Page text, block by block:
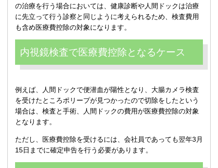
の治療を行う場合においては、健康診断や人間ドックは治療
に先立って行う診察と同じように考えられるため、検査費用
も含め医療費控除の対象になります。
内視鏡検査で医療費控除となるケース
例えば、人間ドックで便潜血が陽性となり、大腸カメラ検査
を受けたところポリープが見つかったので切除をしたという
場合は、検査と手術、人間ドックの費用が医療費控除の対象
となります。
ただし、医療費控除を受けるには、会社員であっても翌年3月
15日までに確定申告を行う必要があります。